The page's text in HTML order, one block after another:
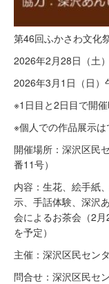
第46回ふかさわ文化
2026年2月28日（土
2026年3月1日（日）
※1日目と2日目で開
※個人での作品展示は
開催場所：深沢区民
番11号）
内容：生花、絵手紙
示、手話体験、深沢
会によるお茶会（2
を予定）
主催：深沢区民セン
問合せ：深沢区民セ